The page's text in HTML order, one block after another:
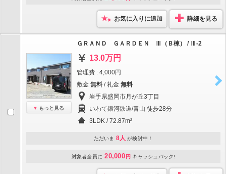
お気に入りに追加 詳細を見る
もっと見る
ＧＲＡＮＤ ＧＡＲＤＥＮ Ⅲ（Ｂ棟） / Ⅲ-2
13.0万円
管理費 : 4,000円
敷金 無料 / 礼金 無料
岩手県盛岡市月が丘3丁目
いわて銀河鉄道/青山 徒歩28分
3LDK / 72.87m²
ただいま 8人 が検討中！
対象者全員に 20,000 円 キャッシュバック!